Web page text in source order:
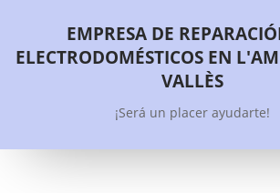
EMPRESA DE
ELECTRODOMÉSTICOS EN
VALLÈS
¡Será un placer ayudarte!